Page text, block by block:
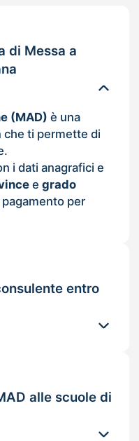
di Messa a
(MAD) è una
che ti permette di
i dati anagrafici e
e grado
per
entro
alle scuole di